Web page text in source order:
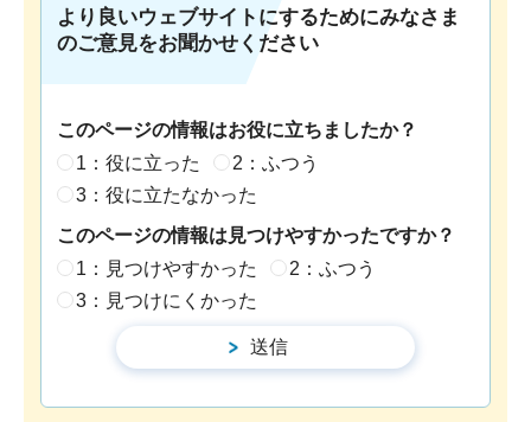
より良いウェブサイトにするためにみなさま
のご意見をお聞かせください
このページの情報はお役に立ちましたか？
1：役に立った
2：ふつう
3：役に立たなかった
このページの情報は見つけやすかったですか？
1：見つけやすかった
2：ふつう
3：見つけにくかった